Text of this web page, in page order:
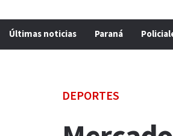
Últimas noticias Paraná
DEPORTES